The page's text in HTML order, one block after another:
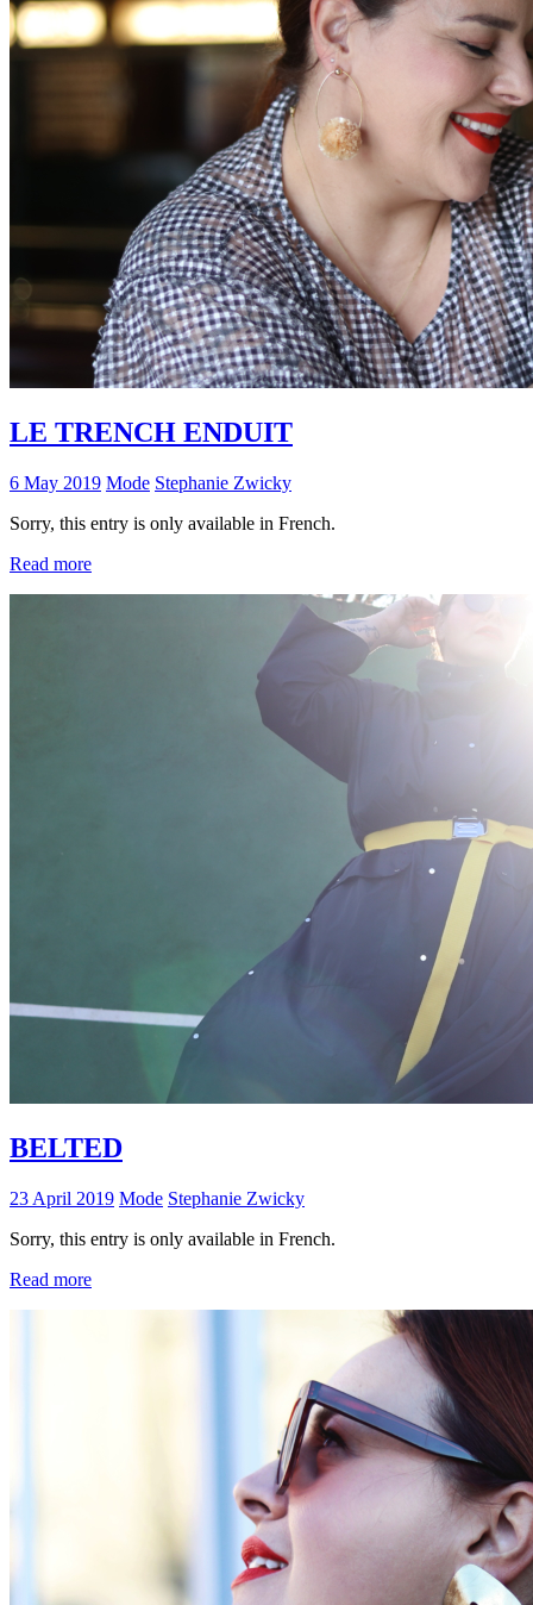
LE TRENCH ENDUIT
6 May 2019 Mode Stephanie Zwicky
Sorry, this entry is only available in French.
Read more
BELTED
23 April 2019 Mode Stephanie Zwicky
Sorry, this entry is only available in French.
Read more